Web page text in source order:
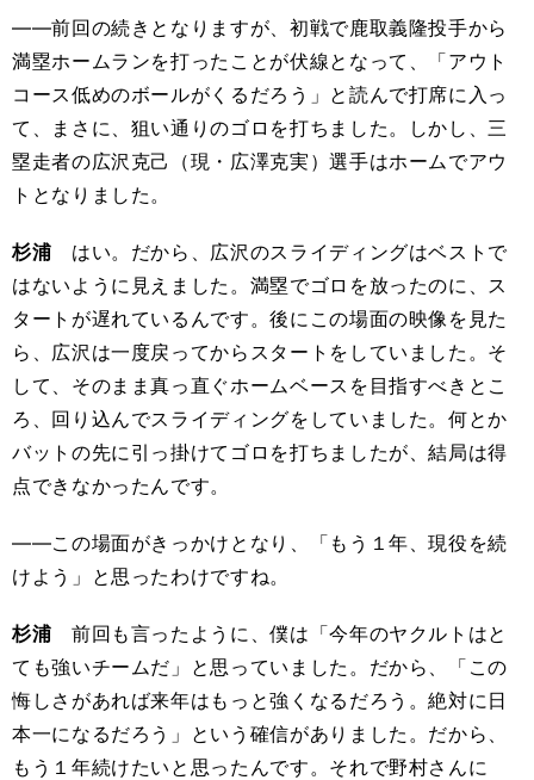
――前回の続きとなりますが、初戦で鹿取義隆投手から
満塁ホームランを打ったことが伏線となって、「アウト
コース低めのボールがくるだろう」と読んで打席に入っ
て、まさに、狙い通りのゴロを打ちました。しかし、三
塁走者の広沢克己（現・広澤克実）選手はホームでアウ
トとなりました。
杉浦 はい。だから、広沢のスライディングはベストで
はないように見えました。満塁でゴロを放ったのに、ス
タートが遅れているんです。後にこの場面の映像を見た
ら、広沢は一度戻ってからスタートをしていました。そ
して、そのまま真っ直ぐホームベースを目指すべきとこ
ろ、回り込んでスライディングをしていました。何とか
バットの先に引っ掛けてゴロを打ちましたが、結局は得
点できなかったんです。
――この場面がきっかけとなり、「もう１年、現役を続
けよう」と思ったわけですね。
杉浦 前回も言ったように、僕は「今年のヤクルトはと
ても強いチームだ」と思っていました。だから、「この
悔しさがあれば来年はもっと強くなるだろう。絶対に日
本一になるだろう」という確信がありました。だから、
もう１年続けたいと思ったんです。それで野村さんに